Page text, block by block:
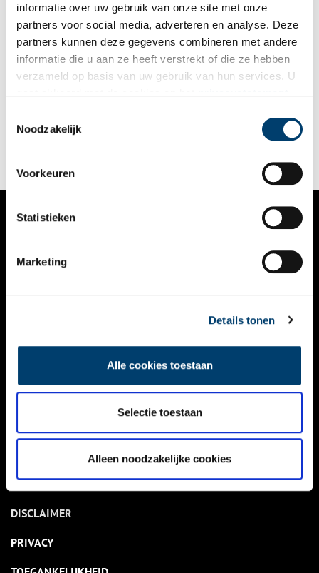
informatie over uw gebruik van onze site met onze
partners voor social media, adverteren en analyse. Deze
partners kunnen deze gegevens combineren met andere
informatie die u aan ze heeft verstrekt of die ze hebben
verzameld op basis van uw gebruik van hun services. U
Noodzakelijk
Voorkeuren
Statistieken
Marketing
Details tonen
Alle cookies toestaan
Selectie toestaan
Alleen noodzakelijke cookies
Archeologie aan de Velserdijk: Kleiputten en steenovens
Bij opgravingen in Velsen in 1990 kwamen verschillende
kleiputten en steenovens aan het licht. Vanaf de middeleeuwen
nodig is wordt uit kleiwinputten gehaald.
NIEUWS
KALENDER
ACTIVITEITEN
NIEUWSBRIEF
DISCLAIMER
PRIVACY